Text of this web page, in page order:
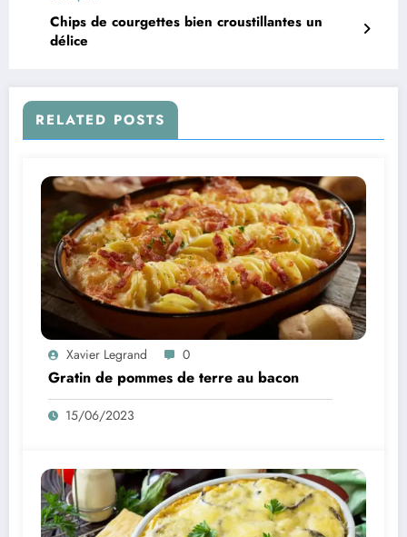
Chips de courgettes bien croustillantes un
délice
RELATED POSTS
Xavier Legrand 0
Gratin de pommes de terre au bacon
15/06/2023